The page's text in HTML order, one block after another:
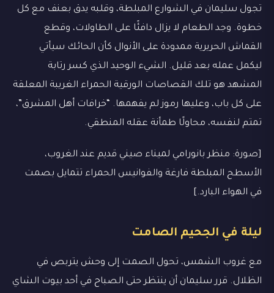
تجول سليمان في الشوارع المبلطة، وقلبه يدق بعنف مع كل
خطوة. وجد الطعام لا يزال دافئًا على الطاولات، وقطع
القماش الحريرية ممدودة على الأنوال كأن الحائك سيأتي
ليكمل عمله بعد قليل. الشيء الوحيد الذي كسر رتابة
المشهد هو تلك القصاصات الورقية الحمراء الغريبة المعلقة
على كل باب، وعليها رموز لم يفهمها. “خرافات أهل المشرق”،
تمتم لنفسه، محاولًا طمأنة عقله المنطقي.
[صورة: منظر بانورامي لميناء صيني قديم عند الغروب،
الأسطح المبلطة فارغة والفوانيس الحمراء تتمايل بصمت
في الهواء البارد.]
ليلة في الجحيم الصامت
مع غروب الشمس، تحول الصمت إلى وحش يتربص في
الظلال. قرر سليمان أن ينتظر حتى الصباح في أحد بيوت الشاي